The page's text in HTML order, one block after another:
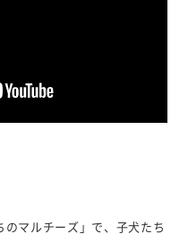
マルチーズ」で、子犬たち